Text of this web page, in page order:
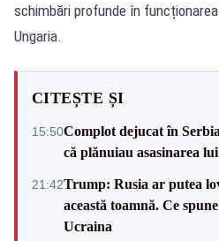
schimbări profunde în
Ungaria.
CITEȘTE ȘI
15:50Complot dejucat în
că plănuiau asasinarea
21:42Trump: Rusia ar putea
această toamnă. Ce
Ucraina